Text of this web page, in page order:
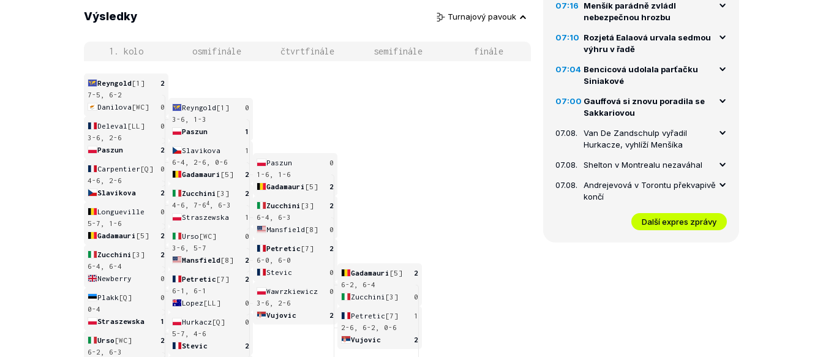
Výsledky Turnajový pavouk
1. kolo osmifinále čtvrtfinále semifinále finále
Reyngold[1]
2
7-5, 6-2
Danilova [WC] 0
Deleval [LL]
0
3-6, 2-6
Paszun
2
Carpentier[Q]
0
4-6, 2-6
Slavikova
2
Longueville
0
5-7, 1-6
Gadamauri [5] 2
Zucchini [3]
2
6-4, 6-4
Newberry
0
Plakk [Q]
0
0-4
Straszewska
1
Urso [WC]
2
6-2, 6-3
Reyngold [1]
0
3-6, 1-3
Paszun
1
Slavikova
1
6-4, 2-6, 0-6
Gadamauri [5] 2
Zucchini [3]
2
4-6, 7-64
, 6-3
Straszewska
1
Urso [WC]
0
3-6, 5-7
Mansfield[8] 2
Petretic [7]
2
6-1, 6-1
Lopez [LL] 0
Hurkacz [Q]
0
5-7, 4-6
Stevic
2
Paszun
0
1-6, 1-6
Gadamauri [5] 2
Zucchini [3]
2
6-4, 6-3
Mansfield [8] 0
Petretic [7]
2
6-0, 6-0
Stevic
0
Wawrzkiewicz
0
3-6, 2-6
Vujovic
2
Gadamauri [5]
2
6-2, 6-4
Zucchini [3] 0
Petretic [7]
1
2-6, 6-2, 0-6
Vujovic
2
07:16
Menšík parádně zvládl
nebezpečnou hrozbu
07:10 Rozjetá Ealaová urvala sedmou
výhru v řadě
07:04 Bencicová udolala parťačku
Siniakové
07:00 Gauffová si znovu poradila se
Sakkariovou
07.08.
Van De Zandschulp vyřadil
Hurkacze, vyhlíží Menšíka
07.08. Shelton v Montrealu nezaváhal
07.08.
Andrejevová v Torontu překvapivě
končí
Další expres zprávy